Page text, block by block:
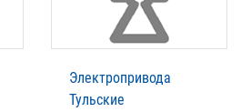
Электропривода
Тульские